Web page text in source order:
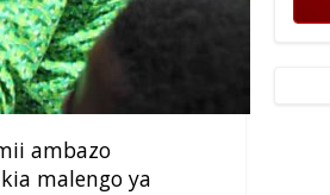
ambazo
malengo ya